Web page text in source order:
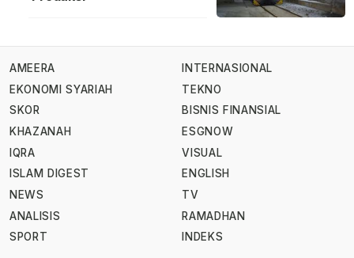
AMEERA
EKONOMI SYARIAH
SKOR
KHAZANAH
IQRA
ISLAM DIGEST
NEWS
ANALISIS
SPORT
INTERNASIONAL
TEKNO
BISNIS FINANSIAL
ESGNOW
VISUAL
ENGLISH
TV
RAMADHAN
INDEKS